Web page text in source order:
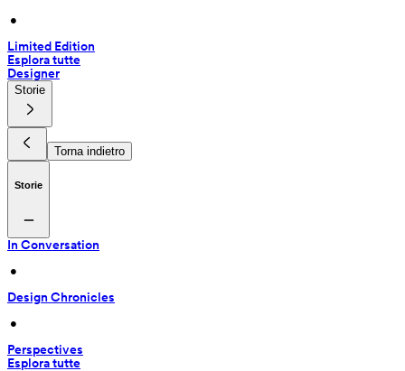
•
Limited Edition
Esplora tutte
Designer
Storie
Torna indietro
Storie
In Conversation
•
Design Chronicles
•
Perspectives
Esplora tutte